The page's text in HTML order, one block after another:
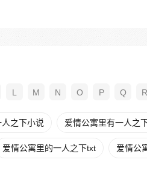
L M N O P Q R
之下小说 爱情公寓里有一人之
爱情公寓里的一人之下txt 爱情公